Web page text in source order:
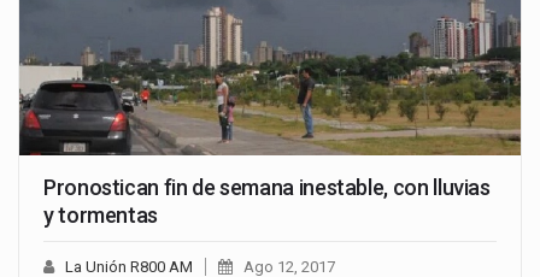
Pronostican fin de semana inestable, con lluvias
y tormentas
La Unión R800 AM Ago 12, 2017